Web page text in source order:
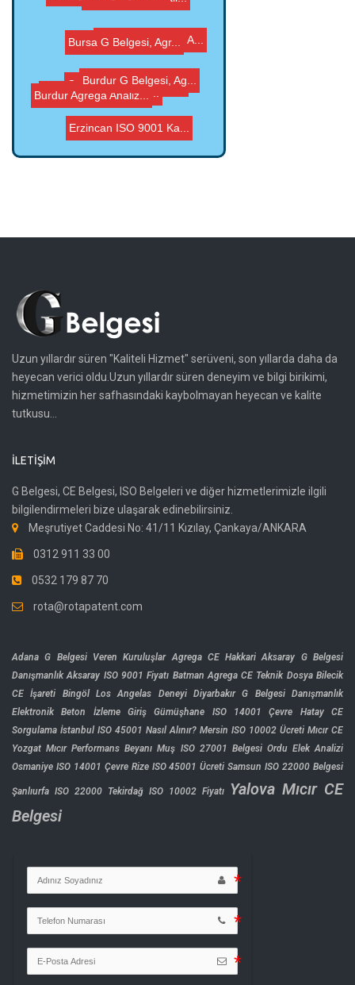
G Belgesi, Agrega CE...
Adana ISO 9001 Kalit...
Erzincan ISO 9001 Ka...
Burdur G Belgesi, Ag...
Denizli G Belgesi, A...
Bursa G Belgesi, Agr...
Uzun yıllardır süren "Kaliteli Hizmet" serüveni, son yıllarda daha da
heyecan verici oldu.Uzun yıllardır süren deneyim ve bilgi birikimi,
hizmetimizin her safhasındaki kaybolmayan heyecan ve kalite
tutkusu...
İLETIŞIM
G Belgesi, CE Belgesi, ISO Belgeleri ve diğer hizmetlerimizle ilgili
bilgilendirmeleri bize ulaşarak edinebilirsiniz.
Meşrutiyet Caddesi No: 41/11 Kızılay, Çankaya/ANKARA
0312 911 33 00
0532 179 87 70
rota@rotapatent.com
Adana G Belgesi Veren Kuruluşlar Agrega CE Hakkari Aksaray G Belgesi
Danışmanlık Aksaray ISO 9001 Fiyatı Batman Agrega CE Teknik Dosya Bilecik
CE İşareti
Bingöl Los Angelas Deneyi Diyarbakır G Belgesi Danışmanlık
Elektronik Beton İzleme Giriş
Gümüşhane ISO 14001 Çevre
Hatay CE
Sorgulama İstanbul ISO 45001 Nasıl Alınır? Mersin ISO 10002 Ücreti Mıcır CE
Yozgat Mıcır Performans Beyanı Muş ISO 27001 Belgesi Ordu Elek Analizi
Osmaniye ISO 14001 Çevre Rize ISO 45001 Ücreti Samsun ISO 22000 Belgesi
Şanlıurfa ISO 22000 Tekirdağ ISO 10002 Fiyatı Yalova Mıcır CE
Belgesi